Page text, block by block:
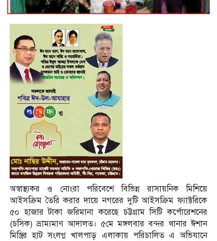
অস্বাস্থ্যকর ও নোংরা পরিবেশে বিভিন্ন রাসায়নিক মিশিয়ে
আইসক্রিম তৈরি করার দায়ে নগরের দুটি আইসক্রিম ফ্যাক্টরিকে
৫০ হাজার টাকা জরিমানা করেছে চট্টগ্রাম সিটি কর্পোরেশনের
(চসিক) ভ্রাম্যমাণ আদালত। ৫মে মঙ্গলবার বন্দর থানার ঈশান
মিস্ত্রির হাট সংলগ্ন খালপাড় এলাকায় পরিচালিত এ অভিযানে